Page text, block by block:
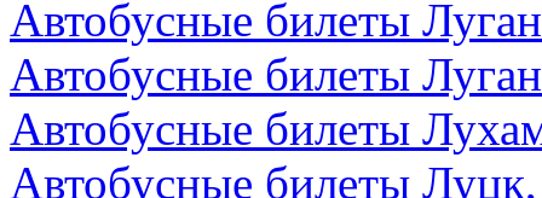
Автобусные билеты
Автобусные билеты
Автобусные билеты
Автобусные билеты